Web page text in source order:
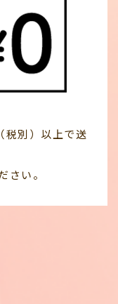
税別）以上で送
い。